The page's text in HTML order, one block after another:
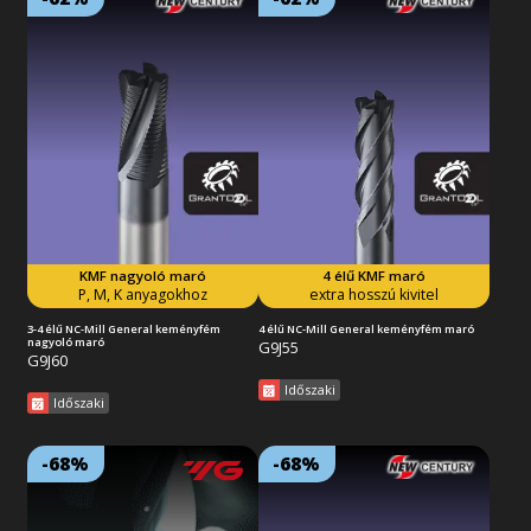
KMF nagyoló maró
P, M, K anyagokhoz
Lejárat: 2026/09/30
Tovább az akcióra
3-4 élű NC-Mill General keményfém
nagyoló maró
G9J60
Időszaki
4 élű KMF maró
extra hosszú kivitel
Lejárat: 2026/09/30
hosszú kivitelben. Univerzálisan
alkalmazható a legtöbb
feladathoz, száraz és nedves
körülmények között, de akár
nagysebességű (HSM)
forgácsoláshoz is. Acélok,
öntöttvasak és edzett anyagok
megmunkálásához.
Tovább az akcióra
4 élű NC-Mill General keményfém maró
G9J55
Időszaki
-68%
Lejárat: 2026/09/30
18:59:59
Kiváló furatminőség és
-68%
Lejárat: 2026/09/30